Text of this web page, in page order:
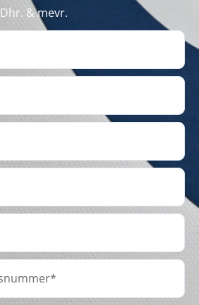
Dhr. & mevr.